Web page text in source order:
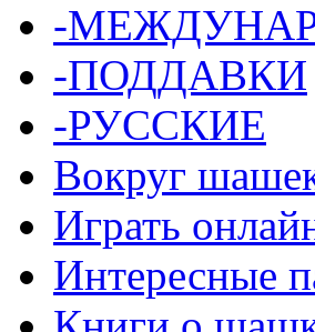
-
-ПОДДАВКИ
-РУССКИЕ
Вокруг
Играть
Интересные